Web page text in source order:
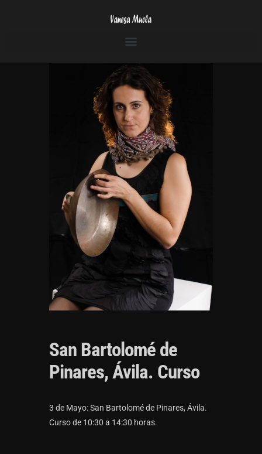
San Bartolomé de
Pinares, Ávila. Curso
3 de Mayo: San Bartolomé de Pinares, Ávila.
Curso de 10:30 a 14:30 horas.